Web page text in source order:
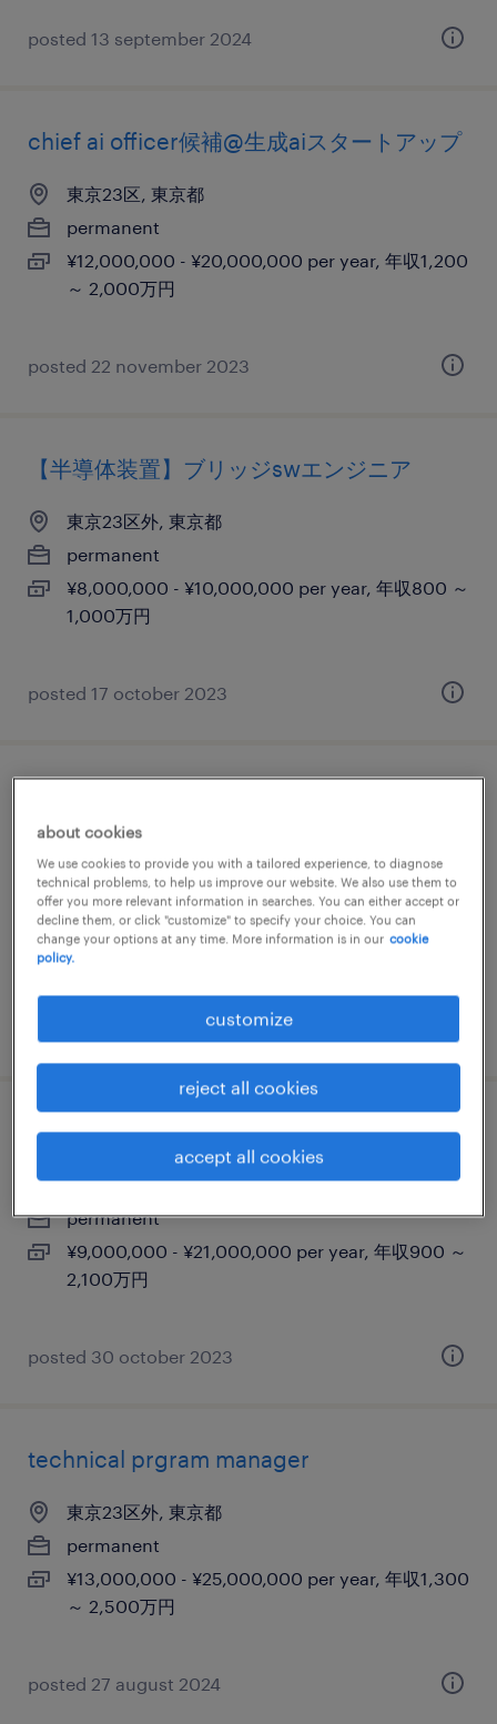
posted 13 september 2024
chief ai officer候補@生成aiスタートアップ
東京23区, 東京都
permanent
¥12,000,000 - ¥20,000,000 per year, 年収1,200
～ 2,000万円
posted 22 november 2023
【半導体装置】ブリッジswエンジニア
東京23区外, 東京都
permanent
¥8,000,000 - ¥10,000,000 per year, 年収800 ～
1,000万円
posted 17 october 2023
biggest ecommerce company (pcs)
東京23区, 東京都
permanent
¥6,000,000 - ¥7,000,000 per year, 年収600 ～
posted 5 february 2024
aiアーキテクト
東京23区, 東京都
permanent
¥9,000,000 - ¥21,000,000 per year, 年収900 ～
2,100万円
posted 30 october 2023
technical prgram manager
東京23区外, 東京都
permanent
¥13,000,000 - ¥25,000,000 per year, 年収1,300
～ 2,500万円
posted 27 august 2024
about cookies
We use cookies to provide you with a tailored experience, to diagnose
technical problems, to help us improve our website. We also use them to
offer you more relevant information in searches. You can either accept or
decline them, or click "customize" to specify your choice. You can
change your options at any time. More information is in our cookie
policy.
customize
reject all cookies
accept all cookies